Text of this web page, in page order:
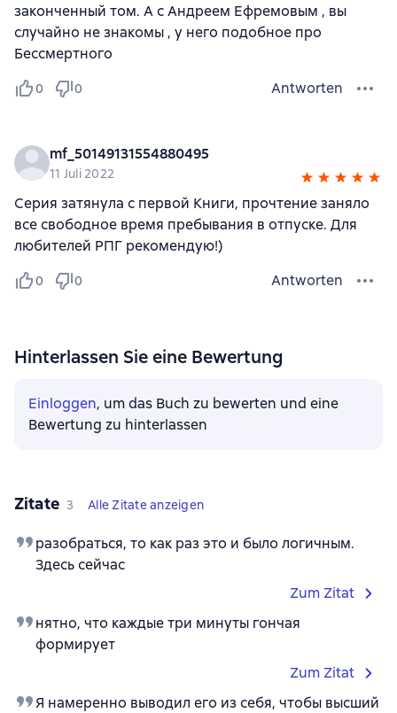
законченный том. А с Андреем Ефремовым , вы
случайно не знакомы , у него подобное про
Бессмертного
0 0 Antworten
mf_50149131554880495
11 Juli 2022
Серия затянула с первой Книги, прочтение заняло
все свободное время пребывания в отпуске. Для
любителей РПГ рекомендую!)
0 0 Antworten
Hinterlassen Sie eine Bewertung
Einloggen, um das Buch zu bewerten und eine
Bewertung zu hinterlassen
Zitate 3 Alle Zitate anzeigen
разобраться, то как раз это и было логичным.
Здесь сейчас
Zum Zitat
нятно, что каждые три минуты гончая
формирует
Zum Zitat
Я намеренно выводил его из себя, чтобы высший